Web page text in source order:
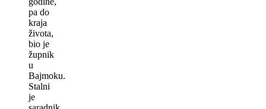
pa do
kraja
života,
bio je
župnik
u
Bajmoku.
Stalni
je